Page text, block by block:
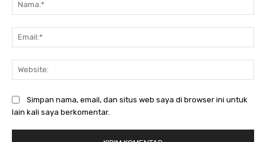
Simpan nama, email, dan situs web saya di browser ini untuk
lain kali saya berkomentar.